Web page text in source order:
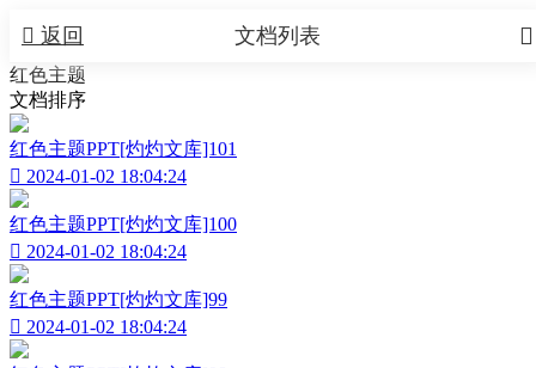
 返回 
文档列表
红色主题
文档排序
红色主题PPT[灼灼文库]101
 2024-01-02 18:04:24
红色主题PPT[灼灼文库]100
 2024-01-02 18:04:24
红色主题PPT[灼灼文库]99
 2024-01-02 18:04:24